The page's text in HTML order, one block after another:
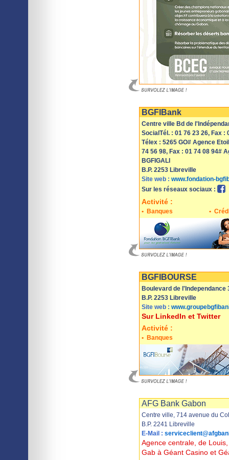
BGFIBank
Centre ville Bd de
SocialTél. : 01 76 23 26, Fax :
Télex : 5265 GO# Agence
74 56 98, Fax : 01 74 08 94#
BGFIGALI
B.P. 2253 Libreville
Site web : www.fondation-
Sur les réseaux sociaux :
Activité :
• Banques •
BGFIBOURSE
Boulevard de l'Independance
B.P. 2253 Libreville
Site web :
Sur LinkedIn et Twitter
Activité :
• Banques
AFG Bank Gabon
Centre ville, 714 avenue du
B.P. 2241 Libreville
E-Mail :
Agence centrale, de
Gab à Géant Casino et